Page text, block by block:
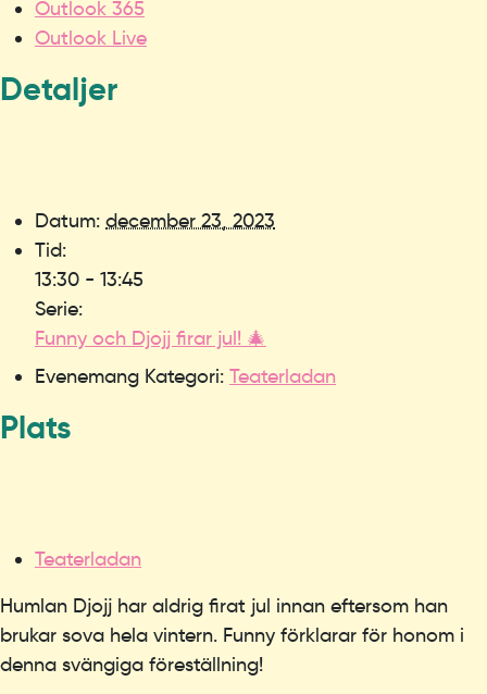
Outlook 365
Outlook Live
Detaljer
Datum: december 23, 2023
Tid:
13:30 - 13:45
Serie:
Funny och Djojj firar jul! 🎄
Evenemang Kategori: Teaterladan
Plats
Teaterladan
Humlan Djojj har aldrig firat jul innan eftersom han
brukar sova hela vintern. Funny förklarar för honom i
denna svängiga föreställning!